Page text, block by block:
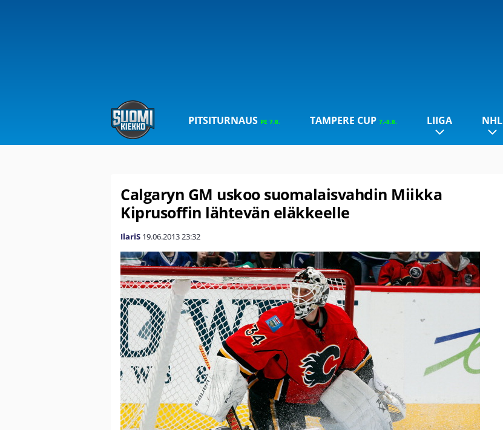
PITSITURNAUS PE 7.8. TAMPERE CUP 7.-8.8. LIIGA NHL
Calgaryn GM uskoo suomalaisvahdin Miikka
Kiprusoffin lähtevän eläkkeelle
IlariS 19.06.201323:32